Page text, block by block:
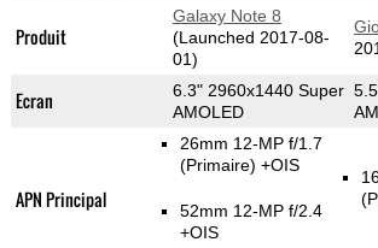
Produit
Galaxy Note 8
(Launched 2017-08-
01)
Ecran
6.3" 2960x1440 Super
AMOLED
APN Principal
26mm 12-MP f/1.7
(Primaire) +OIS
52mm 12-MP f/2.4
+OIS